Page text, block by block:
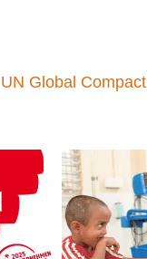
Global Compact